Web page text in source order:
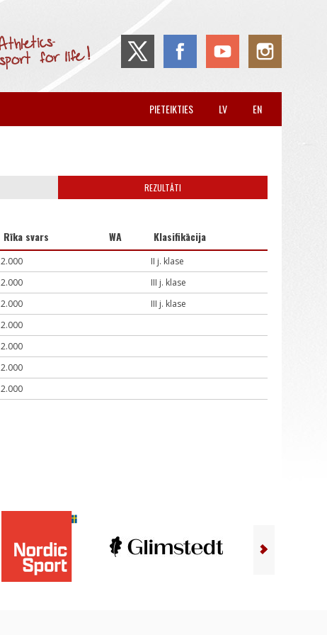
EN
LV
PIETEIKTIES
REZULTĀTI
Rīka svars WA Klasifikācija
2.000
II j. klase
2.000
III j. klase
2.000
III j. klase
2.000
2.000
2.000
2.000